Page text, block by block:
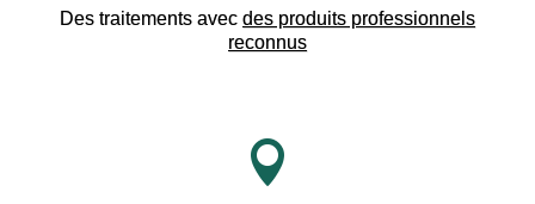
Des traitements avec des produits professionnels
reconnus
